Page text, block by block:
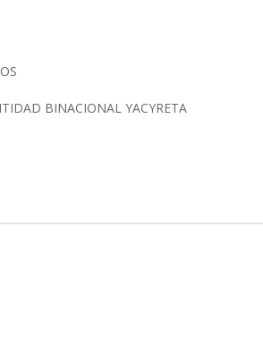
BINACIONAL YACYRETA